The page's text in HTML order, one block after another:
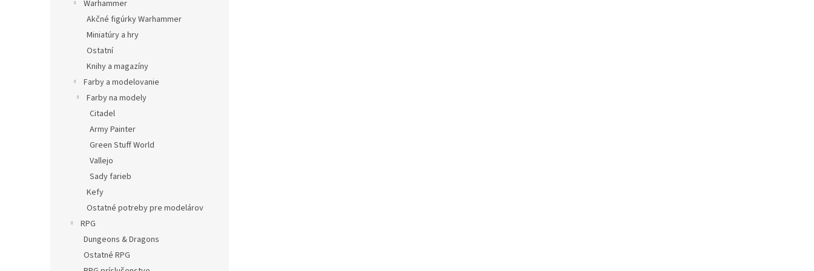
Warhammer
Akčné figúrky Warhammer
Miniatúry a hry
Ostatní
Knihy a magazíny
Farby a modelovanie
Farby na modely
Citadel
Army Painter
Green Stuff World
Vallejo
Sady farieb
Kefy
Ostatné potreby pre modelárov
RPG
Dungeons & Dragons
Ostatné RPG